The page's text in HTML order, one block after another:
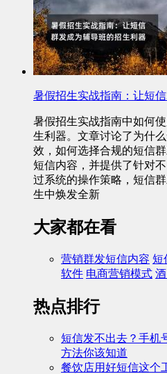
暑假招生实战指南：让短
暑假招生实战指南中如何
生利器。文章讨论了为什
效，如何选择合规的短信
短信内容，并提供了针对
过系统的操作策略，短信
生中焕发全新
大家都在看
营销群发短信内容 短
软件 电商营销模式
热点排行
短信发不出去？手机
方法你该知道
餐饮店用好短信这个